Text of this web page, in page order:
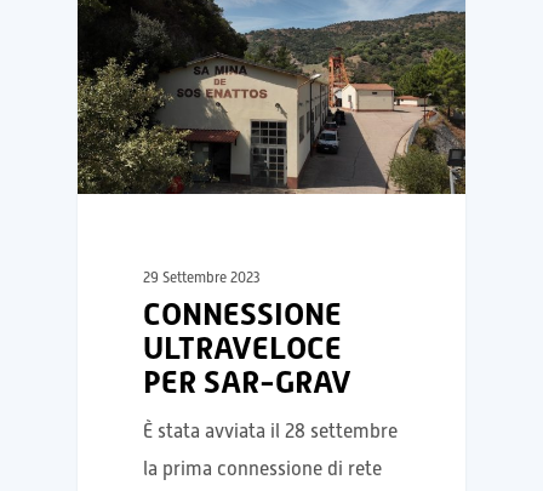
29 Settembre 2023
CONNESSIONE
ULTRAVELOCE
PER SAR-GRAV
È stata avviata il 28 settembre
la prima connessione di rete